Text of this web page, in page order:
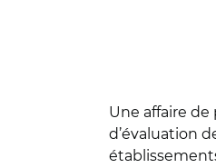
Une affaire
d’évaluation